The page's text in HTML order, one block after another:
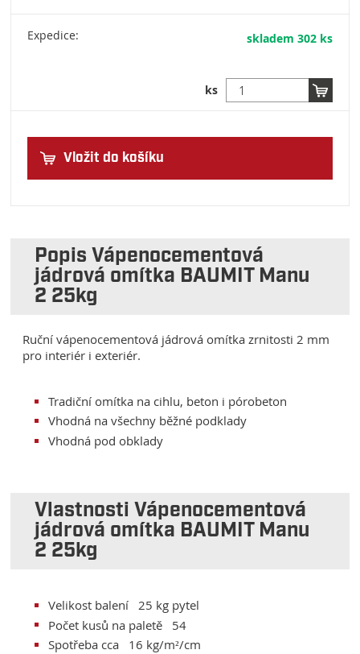
Expedice: skladem 302 ks
ks
Vložit do košíku
Popis Vápenocementová
jádrová omítka BAUMIT Manu
2 25kg
Ruční vápenocementová jádrová omítka zrnitosti 2 mm
pro interiér i exteriér.
Tradiční omítka na cihlu, beton i pórobeton
Vhodná na všechny běžné podklady
Vhodná pod obklady
Vlastnosti Vápenocementová
jádrová omítka BAUMIT Manu
2 25kg
Velikost balení 25 kg pytel
Počet kusů na paletě 54
Spotřeba cca 16 kg/m²/cm